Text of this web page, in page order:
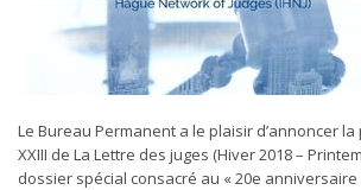
Le Bureau Permanent a le plaisir d’annoncer
XXIII de La Lettre des juges (Hiver 2018 –
dossier spécial consacré au « 20e anniversaire